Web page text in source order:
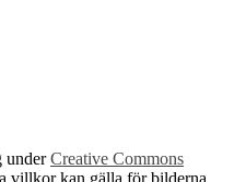
underCreative Commons
villkor kan gälla för bilderna.